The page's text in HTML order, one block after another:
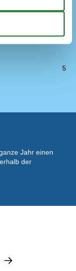
5
Jahr einen
der